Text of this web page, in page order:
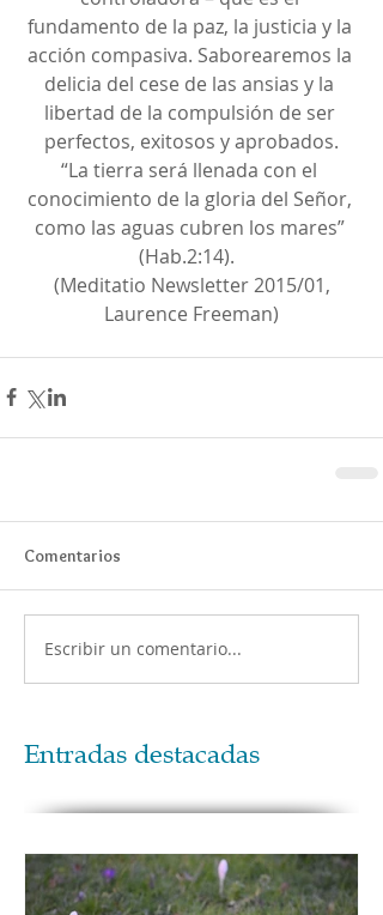
fundamento de la paz, la justicia y la
acción compasiva. Saborearemos la
delicia del cese de las ansias y la
libertad de la compulsión de ser
perfectos, exitosos y aprobados.
“La tierra será llenada con el
conocimiento de la gloria del Señor,
como las aguas cubren los mares”
(Hab.2:14).
Laurence Freeman)
Comentarios
Escribir un comentario...
Entradas destacadas